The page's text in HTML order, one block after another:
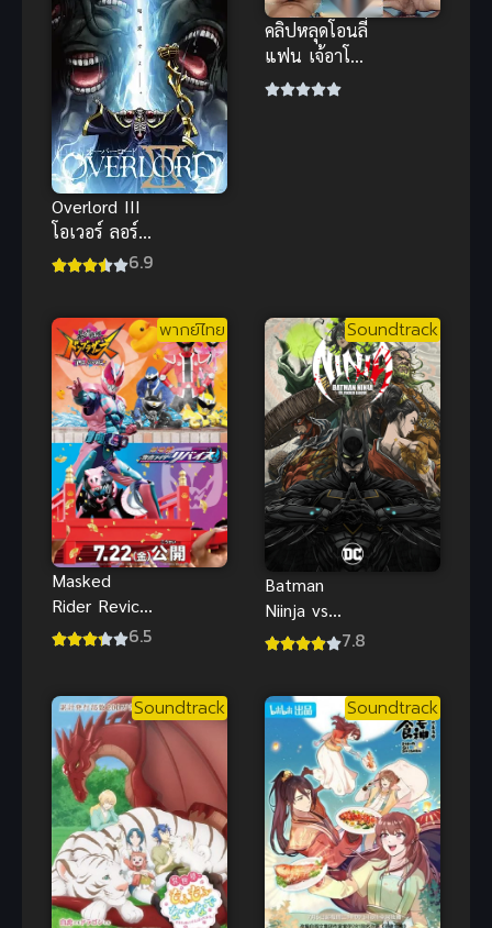
Overlord III
โอเวอร์ ลอร์ด
จอมมารพิชิต
6.9
คลิปหลุดโอนลี่
แฟน เจ้อาโฮลิ
หุ่นอวบผมทอง
พากย์ไทย
Masked
Rider Revice
& Avataro
มูฟวี่ พากย์
ไทย
6.5
Soundtrack
Batman
Niinja vs
Yakuza
แมน นินจา
ปะทะ ยากูซ่า
7.8
Soundtrack Soundtrack